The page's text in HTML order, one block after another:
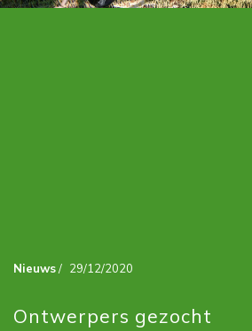
Nieuws/ 29/12/2020
Ontwerpers gezocht